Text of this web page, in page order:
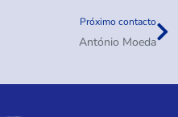
Próximo contacto
António Moeda